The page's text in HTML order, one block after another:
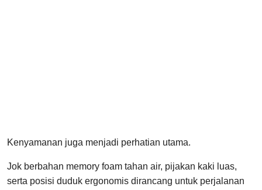
Kenyamanan juga menjadi perhatian utama.
Jok berbahan memory foam tahan air, pijakan kaki luas,
serta posisi duduk ergonomis dirancang untuk perjalanan